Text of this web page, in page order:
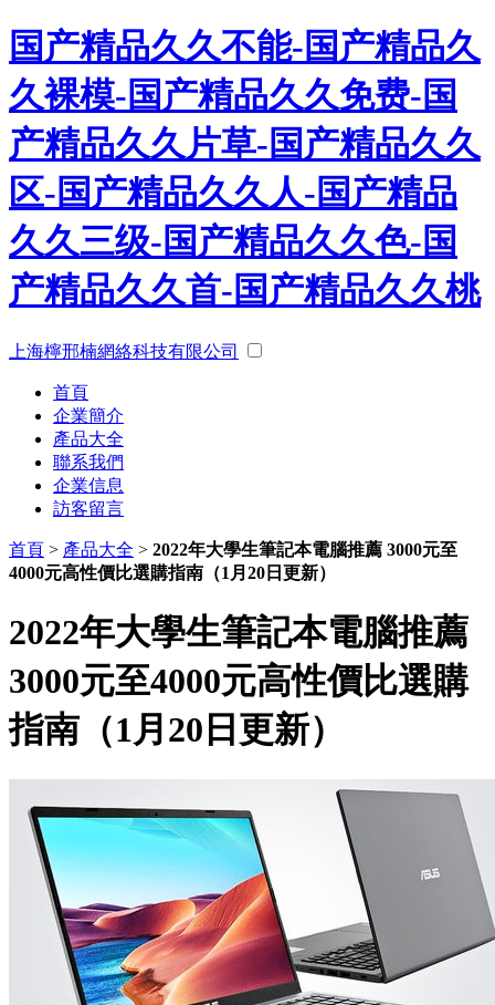
国产精品久久不能-国产精品久
久裸模-国产精品久久免费-国
产精品久久片草-国产精品久久
区-国产精品久久人-国产精品
久久三级-国产精品久久色-国
产精品久久首-国产精品久久桃
上海檸邢楠網絡科技有限公司
首頁
企業簡介
產品大全
聯系我們
企業信息
訪客留言
首頁 > 產品大全 > 2022年大學生筆記本電腦推薦 3000元至
4000元高性價比選購指南（1月20日更新）
2022年大學生筆記本電腦推薦
3000元至4000元高性價比選購
指南（1月20日更新）